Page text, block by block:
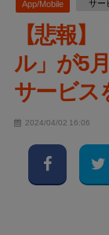
App/Mobile サー
【悲報
ル」が5
サービス
2024/04/02 16:06